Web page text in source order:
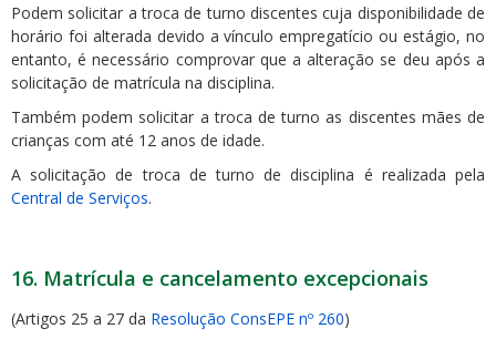
Podem solicitar a troca de turno discentes cuja disponibilidade de
horário foi alterada devido a vínculo empregatício ou estágio, no
entanto, é necessário comprovar que a alteração se deu após a
solicitação de matrícula na disciplina.
Também podem solicitar a troca de turno as discentes mães de
crianças com até 12 anos de idade.
A solicitação de troca de turno de disciplina é realizada pela
Central de Serviços.
16. Matrícula e cancelamento excepcionais
(Artigos 25 a 27 da Resolução ConsEPE nº 260)